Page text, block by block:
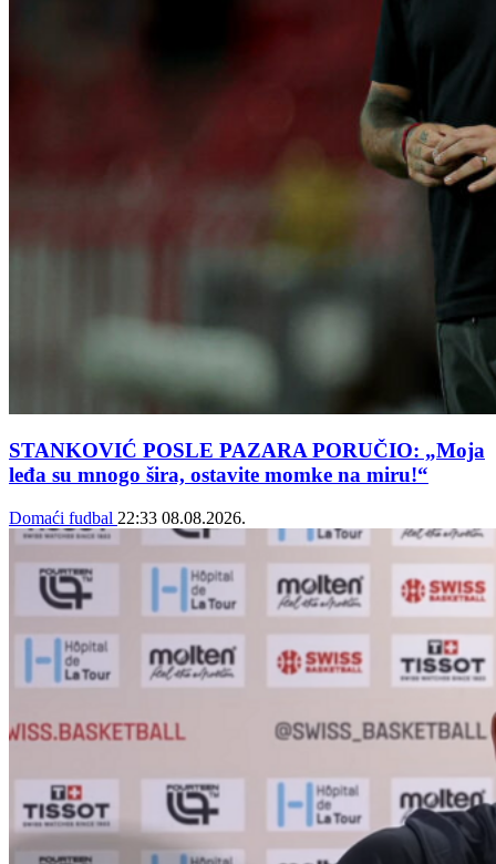
STANKOVIĆ POSLE PAZARA PORUČIO: „Moja
leđa su mnogo šira, ostavite momke na miru!“
Domaći fudbal 22:33 08.08.2026.